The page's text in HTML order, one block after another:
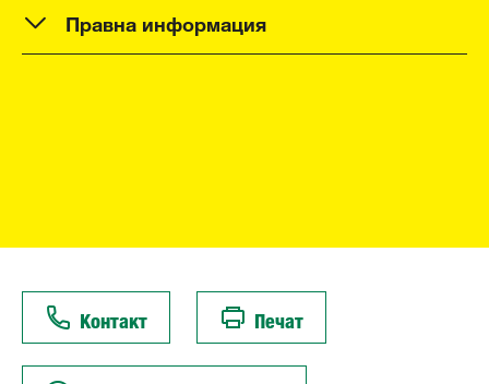
Правна информация
Контакт Печат